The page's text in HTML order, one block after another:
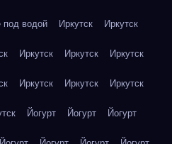
водой Иркутск Иркутск
Иркутск Иркутск Иркутск
Иркутск Иркутск Иркутск
Йогурт Йогурт Йогурт